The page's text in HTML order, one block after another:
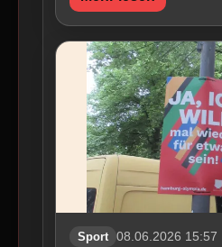
Sport 08.06.2026 15:57